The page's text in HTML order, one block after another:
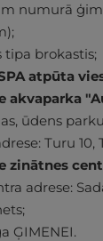
numurā
tipa brokastis;
atpūta
akvaparka
ūdens
Turu 10,
zinātnes
adrese:
ĢIMENEI.